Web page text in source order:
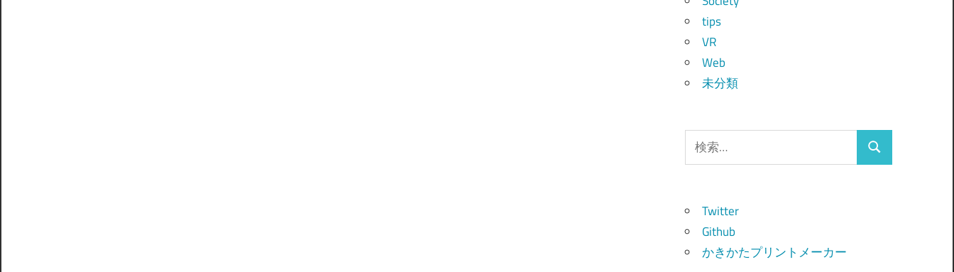
tips
VR
Web
未分類
索:
検
Twitter
Github
かきかたプリントメーカー